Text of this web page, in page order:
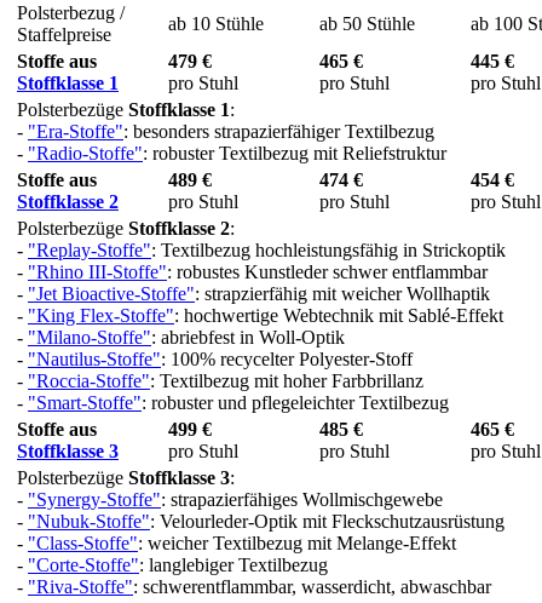
Polsterbezug /
Staffelpreise
ab 10 Stühle ab 50 Stühle
ab 100
Stoffe aus
Stoffklasse 1
479 €
pro Stuhl
465 €
pro Stuhl
445 €
pro Stuhl
Polsterbezüge Stoffklasse 1:
- "Era-Stoffe": besonders strapazierfähiger Textilbezug
- "Radio-Stoffe": robuster Textilbezug mit Reliefstruktur
Stoffe aus
Stoffklasse 2
489 €
pro Stuhl
474 €
pro Stuhl
454 €
pro Stuhl
Polsterbezüge Stoffklasse 2:
- "Replay-Stoffe": Textilbezug hochleistungsfähig in Strickoptik
- "Rhino III-Stoffe": robustes Kunstleder schwer entflammbar
- "Jet Bioactive-Stoffe": strapzierfähig mit weicher Wollhaptik
- "King Flex-Stoffe": hochwertige Webtechnik mit Sablé-Effekt
- "Milano-Stoffe": abriebfest in Woll-Optik
- "Nautilus-Stoffe": 100% recycelter Polyester-Stoff
- "Roccia-Stoffe": Textilbezug mit hoher Farbbrillanz
- "Smart-Stoffe": robuster und pflegeleichter Textilbezug
Stoffe aus
Stoffklasse 3
499 €
pro Stuhl
485 €
pro Stuhl
465 €
pro Stuhl
Polsterbezüge Stoffklasse 3:
- "Synergy-Stoffe": strapazierfähiges Wollmischgewebe
- "Nubuk-Stoffe": Velourleder-Optik mit Fleckschutzausrüstung
- "Class-Stoffe": weicher Textilbezug mit Melange-Effekt
- "Corte-Stoffe": langlebiger Textilbezug
- "Riva-Stoffe": schwerentflammbar, wasserdicht, abwaschbar